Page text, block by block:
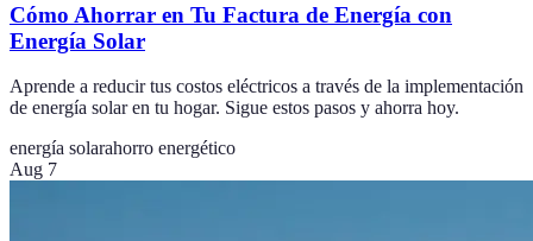
Cómo Ahorrar en Tu Factura de Energía con
Energía Solar
Aprende a reducir tus costos eléctricos a través de la implementación
de energía solar en tu hogar. Sigue estos pasos y ahorra hoy.
energía solarahorro energético
Aug 7